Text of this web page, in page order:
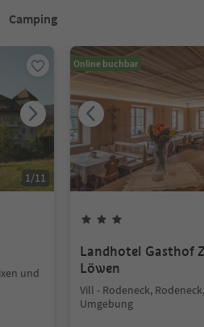
Camping
1/11
und
Online buchbar
Landhotel Gasthof
Löwen
Vill - Rodeneck,
Umgebung